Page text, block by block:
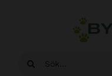
Sök